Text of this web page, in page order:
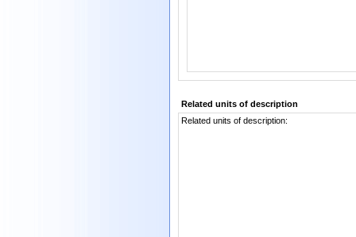
Related units of description
Related units of description: